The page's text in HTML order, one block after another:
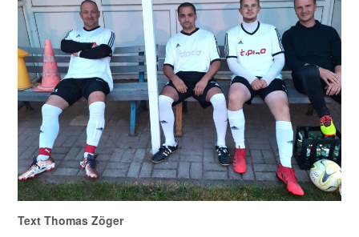
Text Thomas Zöger